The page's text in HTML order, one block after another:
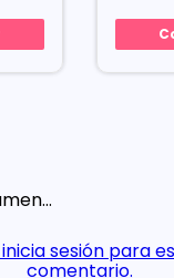
sesión para
comentario.